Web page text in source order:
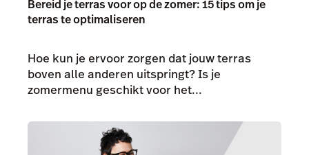
Bereid je terras voor op de zomer: 15 tips om je
terras te optimaliseren
Hoe kun je ervoor zorgen dat jouw terras
boven alle anderen uitspringt? Is je
zomermenu geschikt voor het...